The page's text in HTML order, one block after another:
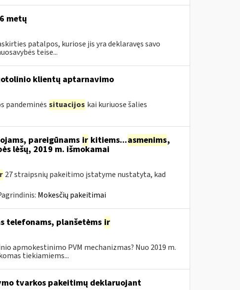
metų
patalpos, kuriose jis yra deklaravęs savo
teise...
klientų aptarnavimo
pandeminės situacijos kai kuriuose šalies
pareigūnams irkitiems...asmenims,
lėšų, 2019 m. išmokamai
27 straipsnių pakeitimo įstatyme nustatyta, kad
Mokesčių pakeitimai
telefonams, planšetėms ir
apmokestinimo PVM mechanizmas? Nuo 2019 m.
tiekiamiems...
tvarkos pakeitimų deklaruojant